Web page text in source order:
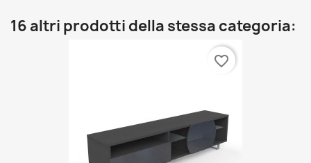
16 altri prodotti della stessa categoria:
favorite_border